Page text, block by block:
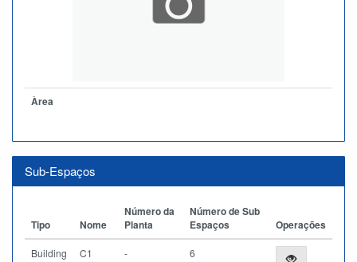
Àrea
Sub-Espaços
Tipo Nome
Número da
Planta
Número de Sub
Espaços
Operações
Building C1 - 6